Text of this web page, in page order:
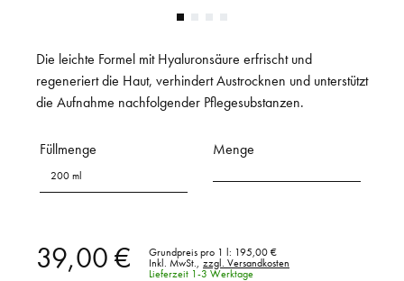
Die leichte Formel mit Hyaluronsäure erfrischt und
regeneriert die Haut, verhindert Austrocknen und unterstützt
die Aufnahme nachfolgender Pflegesubstanzen.
Füllmenge
200 ml
Menge
39,00 € Grundpreis pro 1 l: 195,00 €
Inkl. MwSt.,
zzgl. Versandkosten
Lieferzeit 1-3 Werktage